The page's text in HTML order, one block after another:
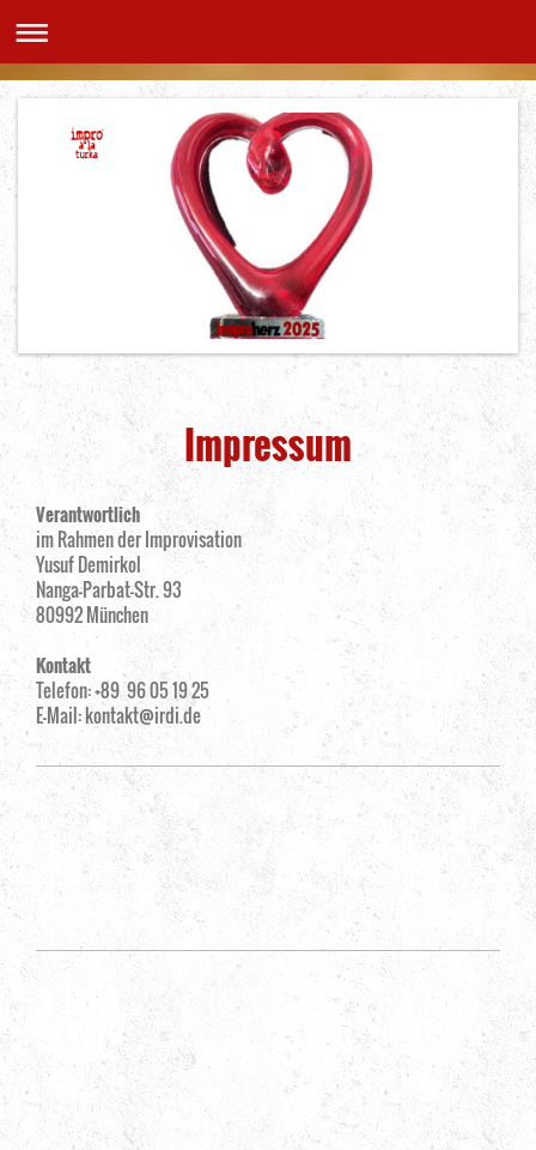
Impressum
Verantwortlich
im Rahmen der Improvisation
Yusuf Demirkol
Nanga-Parbat-Str. 93
80992 München
Kontakt
Telefon: +89 96 05 19 25
E-Mail:kontakt@irdi.de